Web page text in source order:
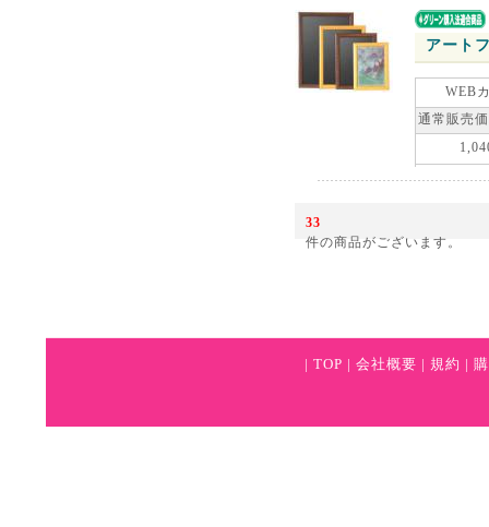
アート
WEB
通常販売
33
件の商品がございます。
| TOP | 会社概要 | 規約 |